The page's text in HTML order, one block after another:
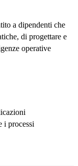
a dipendenti che
di progettare e
operative
i processi